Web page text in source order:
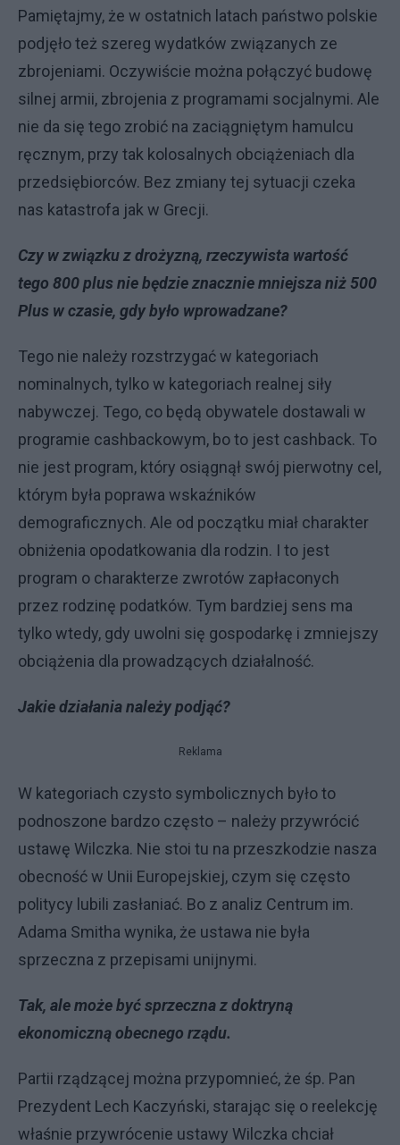
Pamiętajmy, że w ostatnich latach państwo polskie
podjęło też szereg wydatków związanych ze
zbrojeniami. Oczywiście można połączyć budowę
silnej armii, zbrojenia z programami socjalnymi. Ale
nie da się tego zrobić na zaciągniętym hamulcu
ręcznym, przy tak kolosalnych obciążeniach dla
przedsiębiorców. Bez zmiany tej sytuacji czeka
nas katastrofa jak w Grecji.
Czy w związku z drożyzną, rzeczywista wartość
tego 800 plus nie będzie znacznie mniejsza niż 500
Plus w czasie, gdy było wprowadzane?
Tego nie należy rozstrzygać w kategoriach
nominalnych, tylko w kategoriach realnej siły
nabywczej. Tego, co będą obywatele dostawali w
programie cashbackowym, bo to jest cashback. To
nie jest program, który osiągnął swój pierwotny cel,
którym była poprawa wskaźników
demograficznych. Ale od początku miał charakter
obniżenia opodatkowania dla rodzin. I to jest
program o charakterze zwrotów zapłaconych
przez rodzinę podatków. Tym bardziej sens ma
tylko wtedy, gdy uwolni się gospodarkę i zmniejszy
obciążenia dla prowadzących działalność.
Jakie działania należy podjąć?
Reklama
W kategoriach czysto symbolicznych było to
podnoszone bardzo często – należy przywrócić
ustawę Wilczka. Nie stoi tu na przeszkodzie nasza
obecność w Unii Europejskiej, czym się często
politycy lubili zasłaniać. Bo z analiz Centrum im.
Adama Smitha wynika, że ustawa nie była
sprzeczna z przepisami unijnymi.
Tak, ale może być sprzeczna z doktryną
ekonomiczną obecnego rządu.
Partii rządzącej można przypomnieć, że śp. Pan
Prezydent Lech Kaczyński, starając się o reelekcję
właśnie przywrócenie ustawy Wilczka chciał